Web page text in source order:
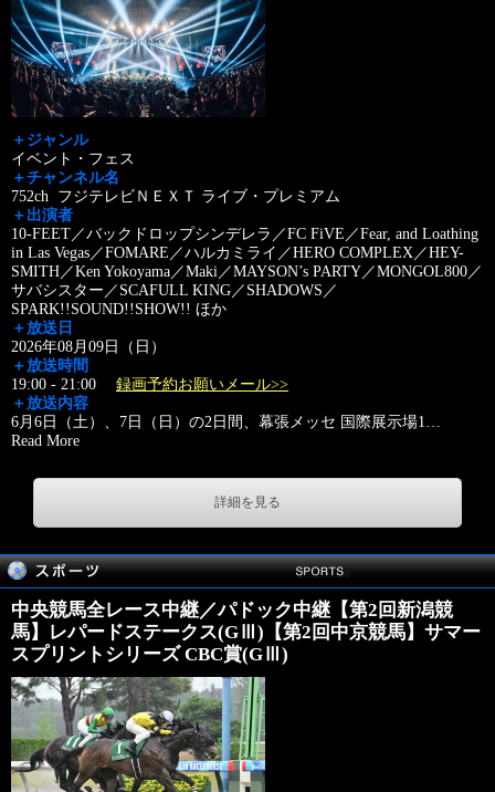
＋ジャンル
イベント・フェス
＋チャンネル名
752ch フジテレビＮＥＸＴ ライブ・プレミアム
＋出演者
10-FEET／バックドロップシンデレラ／FC FiVE／Fear, and Loathing
in Las Vegas／FOMARE／ハルカミライ／HERO COMPLEX／HEY-
SMITH／Ken Yokoyama／Maki／MAYSON’s PARTY／MONGOL800／
サバシスター／SCAFULL KING／SHADOWS／
SPARK!!SOUND!!SHOW!! ほか
＋放送日
2026年08月09日（日）
＋放送時間
19:00 - 21:00 録画予約お願いメール>>
＋放送内容
6月6日（土）、7日（日）の2日間、幕張メッセ 国際展示場1…
Read More
詳細を見る
中央競馬全レース中継／パドック中継【第2回新潟競
馬】レパードステークス(GⅢ)【第2回中京競馬】サマー
スプリントシリーズ CBC賞(GⅢ)